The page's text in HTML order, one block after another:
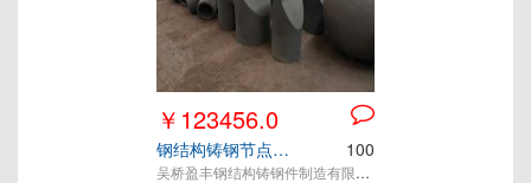
￥123456.0
钢结构铸钢节点成都天桥连廊雨棚铸钢件铸钢节点 100
吴桥盈丰钢结构铸钢件制造有限公司